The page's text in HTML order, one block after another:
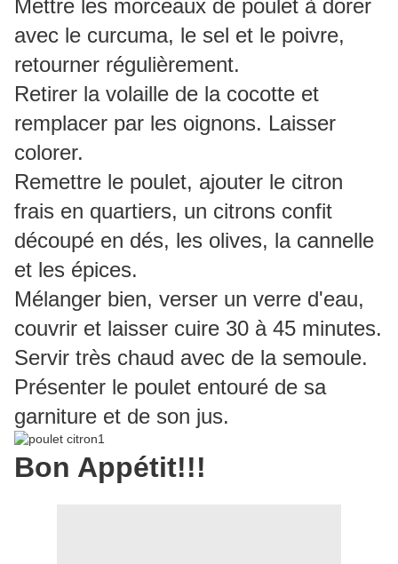
Mettre les morceaux de poulet à dorer
avec le curcuma, le sel et le poivre,
retourner régulièrement.
Retirer la volaille de la cocotte et
remplacer par les oignons. Laisser
colorer.
Remettre le poulet, ajouter le citron
frais en quartiers, un citrons confit
découpé en dés, les olives, la cannelle
et les épices.
Mélanger bien, verser un verre d'eau,
couvrir et laisser cuire 30 à 45 minutes.
Servir très chaud avec de la semoule.
Présenter le poulet entouré de sa
garniture et de son jus.
Bon Appétit!!!